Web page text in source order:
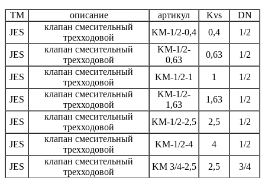
ТМ описание артикул Kvs
DN
JES
клапан смесительный
трехходовой
KM-1/2-0,4 0,4 1/2
JES
клапан смесительный
трехходовой
KM-1/2-
0,63
0,63 1/2
JES
клапан смесительный
трехходовой
KM-1/2-1 1 1/2
JES
клапан смесительный
трехходовой
KM-1/2-
1,63
1,63 1/2
JES
клапан смесительный
трехходовой
KM-1/2-2,5 2,5 1/2
JES
клапан смесительный
трехходовой
KM-1/2-4 4 1/2
JES
клапан смесительный
трехходовой
KM 3/4-2,5 2,5 3/4